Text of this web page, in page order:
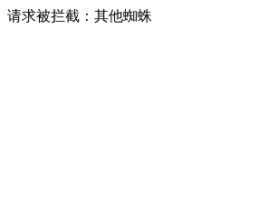
请求被拦截：其他蜘蛛